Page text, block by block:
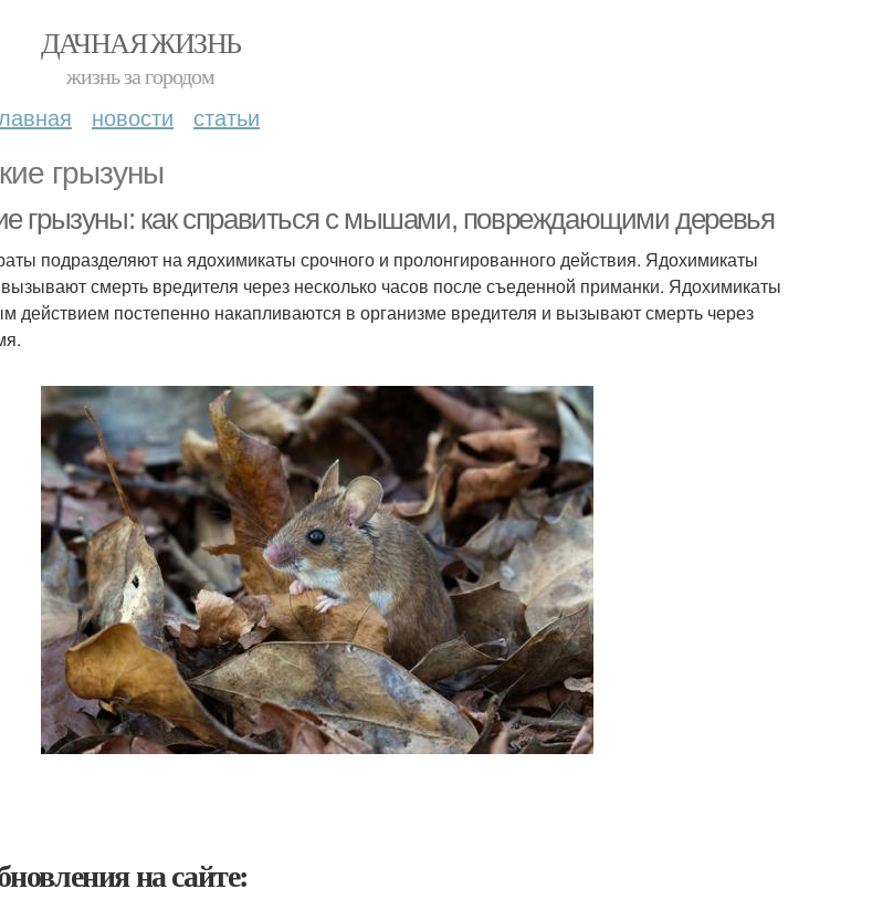
ДАЧНАЯ ЖИЗНЬ
жизнь за городом
новости статьи
грызуны
грызуны: как справиться с мышами, повреждающими деревья
подразделяют на ядохимикаты срочного и пролонгированного действия. Ядохимикаты
смерть вредителя через несколько часов после съеденной приманки. Ядохимикаты
действием постепенно накапливаются в организме вредителя и вызывают смерть через
на сайте: